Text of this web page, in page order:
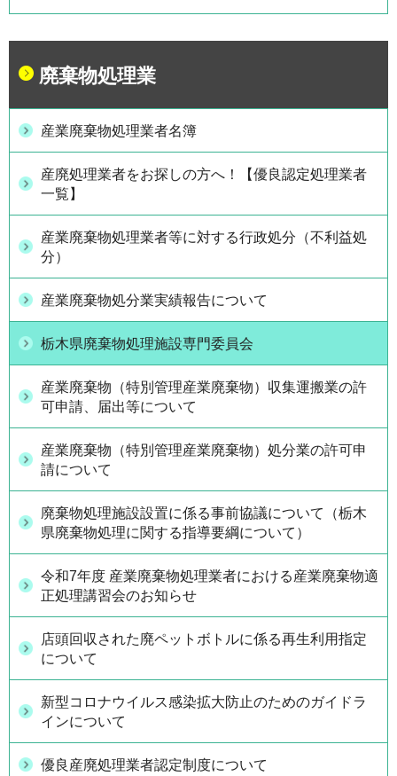
廃棄物処理業
産業廃棄物処理業者名簿
産廃処理業者をお探しの方へ！【優良認定処理業者
一覧】
産業廃棄物処理業者等に対する行政処分（不利益処
分）
産業廃棄物処分業実績報告について
栃木県廃棄物処理施設専門委員会
産業廃棄物（特別管理産業廃棄物）収集運搬業の許
可申請、届出等について
産業廃棄物（特別管理産業廃棄物）処分業の許可申
請について
廃棄物処理施設設置に係る事前協議について（栃木
県廃棄物処理に関する指導要綱について）
令和7年度 産業廃棄物処理業者における産業廃棄物適
正処理講習会のお知らせ
店頭回収された廃ペットボトルに係る再生利用指定
について
新型コロナウイルス感染拡大防止のためのガイドラ
インについて
優良産廃処理業者認定制度について